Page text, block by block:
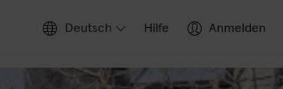
Deutsch Hilfe Anmelden